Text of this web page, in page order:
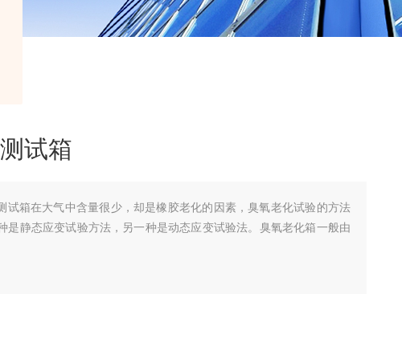
试箱
试箱在大气中含量很少，却是橡胶老化的因素，臭氧老化试验的方法
是静态应变试验方法，另一种是动态应变试验法。臭氧老化箱一般由